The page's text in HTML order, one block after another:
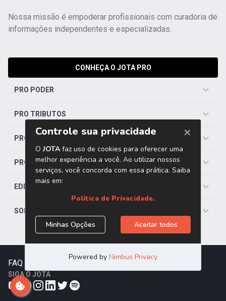
Nossa missão é empoderar profissionais com curadoria de
informações independentes e especializadas.
CONHEÇA O JOTA PRO
PRO PODER
PRO TRIBUTOS
PRO TRABALHISTA
PRO SAÚDE
EDITORIAS
SOBRE O JOTA
FAQ Trabalhe Conosco
SIGA O JOTA